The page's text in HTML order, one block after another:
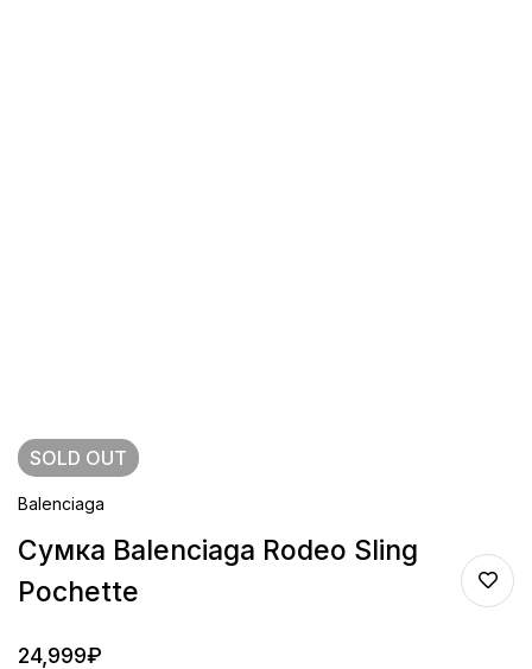
SOLD OUT
Balenciaga
Сумка Balenciaga Rodeo Sling
Pochette
24,999₽